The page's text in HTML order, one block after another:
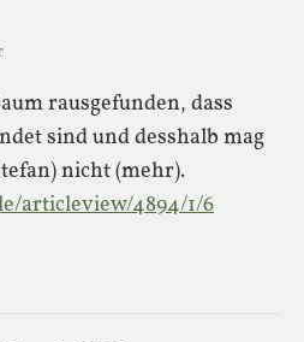
rausgefunden, dass
sind und desshalb mag
nicht (mehr).
articleview/4894/1/6